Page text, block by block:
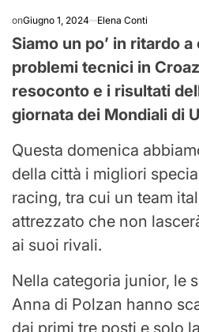
onGiugno 1, 2024 Elena Conti
Siamo un po’ in ritardo
problemi tecnici in
resoconto e i risultati
giornata dei Mondiali di
Questa domenica
della città i migliori
racing, tra cui un team
attrezzato che non
ai suoi rivali.
Nella categoria junior, le
Anna di Polzan hanno
dai primi tre posti e solo